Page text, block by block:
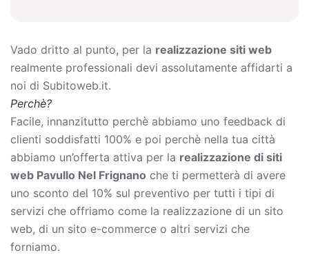
Vado dritto al punto, per la realizzazione siti web
realmente professionali devi assolutamente affidarti a
noi di Subitoweb.it.
Perchè?
Facile, innanzitutto perchè abbiamo uno feedback di
clienti soddisfatti 100% e poi perchè nella tua città
abbiamo un’offerta attiva per la realizzazione di siti
web Pavullo Nel Frignano che ti permetterà di avere
uno sconto del 10% sul preventivo per tutti i tipi di
servizi che offriamo come la realizzazione di un sito
web, di un sito e-commerce o altri servizi che
forniamo.